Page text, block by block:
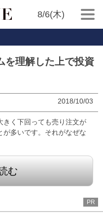
8/6(木)
を理解した上で投資
2018/10/03
きく下回っても売り注文が
が多いです。それがなぜな
む
PR